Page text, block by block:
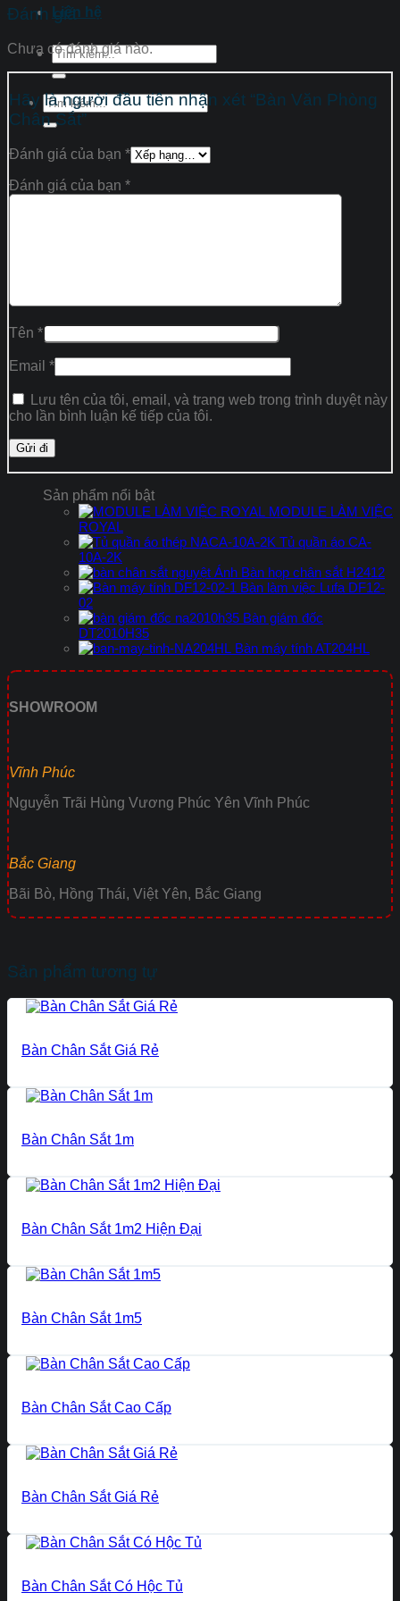
Liên hệ
Tìm
kiếm:
Tìm
kiếm:
Đánh giá
Chưa có đánh giá nào.
Hãy là người đầu tiên nhận xét “Bàn Văn Phòng
Chân Sắt”
Đánh giá của bạn *
Đánh giá của bạn *
Tên *
Email *
Lưu tên của tôi, email, và trang web trong trình duyệt này
cho lần bình luận kế tiếp của tôi.
Sản phẩm nổi bật
MODULE LÀM VIỆC
ROYAL
Tủ quần áo CA-
10A-2K
Bàn họp chân sắt H2412
Bàn làm việc Lufa DF12-
02
Bàn giám đốc
DT2010H35
Bàn máy tính AT204HL
SHOWROOM
Vĩnh Phúc
Nguyễn Trãi Hùng Vương Phúc Yên Vĩnh Phúc
Bắc Giang
Bãi Bò, Hồng Thái, Việt Yên, Bắc Giang
Sản phẩm tương tự
Bàn Chân Sắt Giá Rẻ
Bàn Chân Sắt 1m
Bàn Chân Sắt 1m2 Hiện Đại
Bàn Chân Sắt 1m5
Bàn Chân Sắt Cao Cấp
Bàn Chân Sắt Giá Rẻ
Bàn Chân Sắt Có Hộc Tủ